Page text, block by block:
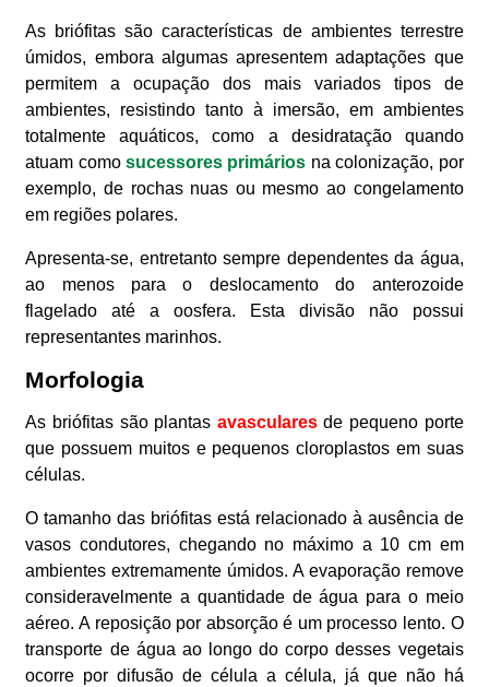
As briófitas são características de ambientes terrestre
úmidos, embora algumas apresentem adaptações que
permitem a ocupação dos mais variados tipos de
ambientes, resistindo tanto à imersão, em ambientes
totalmente aquáticos, como a desidratação quando
atuam comosucessores primários na colonização, por
exemplo, de rochas nuas ou mesmo ao congelamento
em regiões polares.
Apresenta-se, entretanto sempre dependentes da água,
ao menos para o deslocamento do anterozoide
flagelado até a oosfera. Esta divisão não possui
representantes marinhos.
Morfologia
As briófitas são plantas avascularesde pequeno porte
que possuem muitos e pequenos cloroplastos em suas
células.
O tamanho das briófitas está relacionado à ausência de
vasos condutores, chegando no máximo a 10 cm em
ambientes extremamente úmidos. A evaporação remove
consideravelmente a quantidade de água para o meio
aéreo. A reposição por absorção é um processo lento. O
transporte de água ao longo do corpo desses vegetais
ocorre por difusão de célula a célula, já que não há